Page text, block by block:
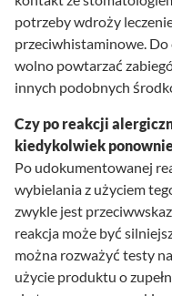
potrzeby wdroży
przeciwhistaminowe.
wolno powtarzać
innych podobnych
Czy po reakcji
kiedykolwiek
Po udokumentowanej
wybielania z użyciem
zwykle jest
reakcja może być
można rozważyć testy
użycie produktu o